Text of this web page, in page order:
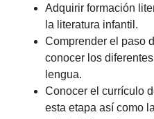
Adquirir formación
la literatura infantil.
Comprender el paso
conocer los
lengua.
Conocer el currículo
esta etapa así como